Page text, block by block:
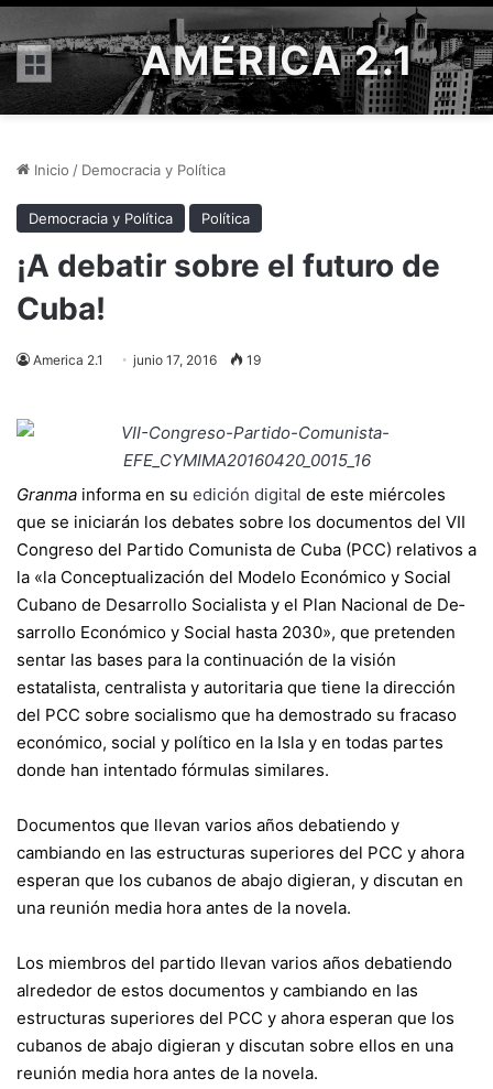
Menú AMÉRICA 2.1
Inicio / Democracia y Política
Democracia y Política Política
¡A debatir sobre el futuro de
Cuba!
America 2.1 junio 17, 2016 19
Granma informa en su edición digital de este miércoles
que se iniciarán los debates sobre los documentos del VII
Congreso del Partido Comunista de Cuba (PCC) relativos a
la «la Concep­tua­li­za­ción del Modelo Económico y Social
Cu­bano de De­sa­rrollo Socialista y el Plan Nacional de De­
sa­rrollo Económico y Social hasta 2030», que pretenden
sentar las bases para la continuación de la visión
estatalista, centralista y autoritaria que tiene la dirección
del PCC sobre socialismo que ha demostrado su fracaso
económico, social y político en la Isla y en todas partes
donde han intentado fórmulas similares.
Documentos que llevan varios años debatiendo y
cambiando en las estructuras superiores del PCC y ahora
esperan que los cubanos de abajo digieran, y discutan en
una reunión media hora antes de la novela.
Los miembros del partido llevan varios años debatiendo
alrededor de estos documentos y cambiando en las
estructuras superiores del PCC y ahora esperan que los
cubanos de abajo digieran y discutan sobre ellos en una
reunión media hora antes de la novela.